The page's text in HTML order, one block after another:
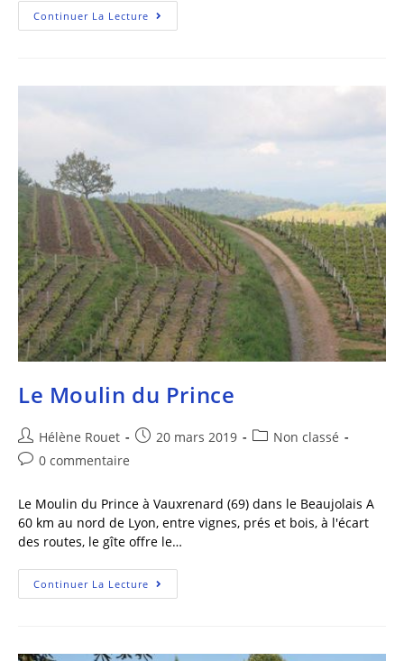
Continuer La Lecture
Le Moulin du Prince
Hélène Rouet 20 mars 2019
Non classé
0 commentaire
Le Moulin du Prince à Vauxrenard (69) dans le Beaujolais A
60 km au nord de Lyon, entre vignes, prés et bois, à l'écart
des routes, le gîte offre le…
Continuer La Lecture